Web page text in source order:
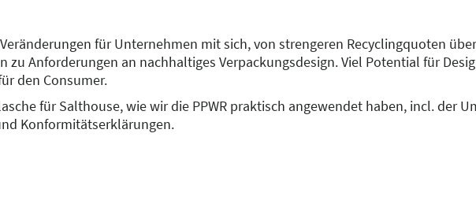
für Unternehmen mit sich, von strengeren Recyclingquoten
zu Anforderungen an nachhaltiges Verpackungsdesign. Viel Potential für
den Consumer.
für Salthouse, wie wir die PPWR praktisch angewendet haben, incl. der
Konformitätserklärungen.